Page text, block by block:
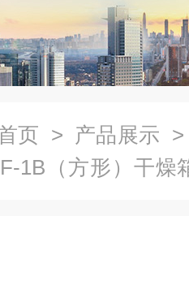
页 > 产品展示
1B（方形）干燥